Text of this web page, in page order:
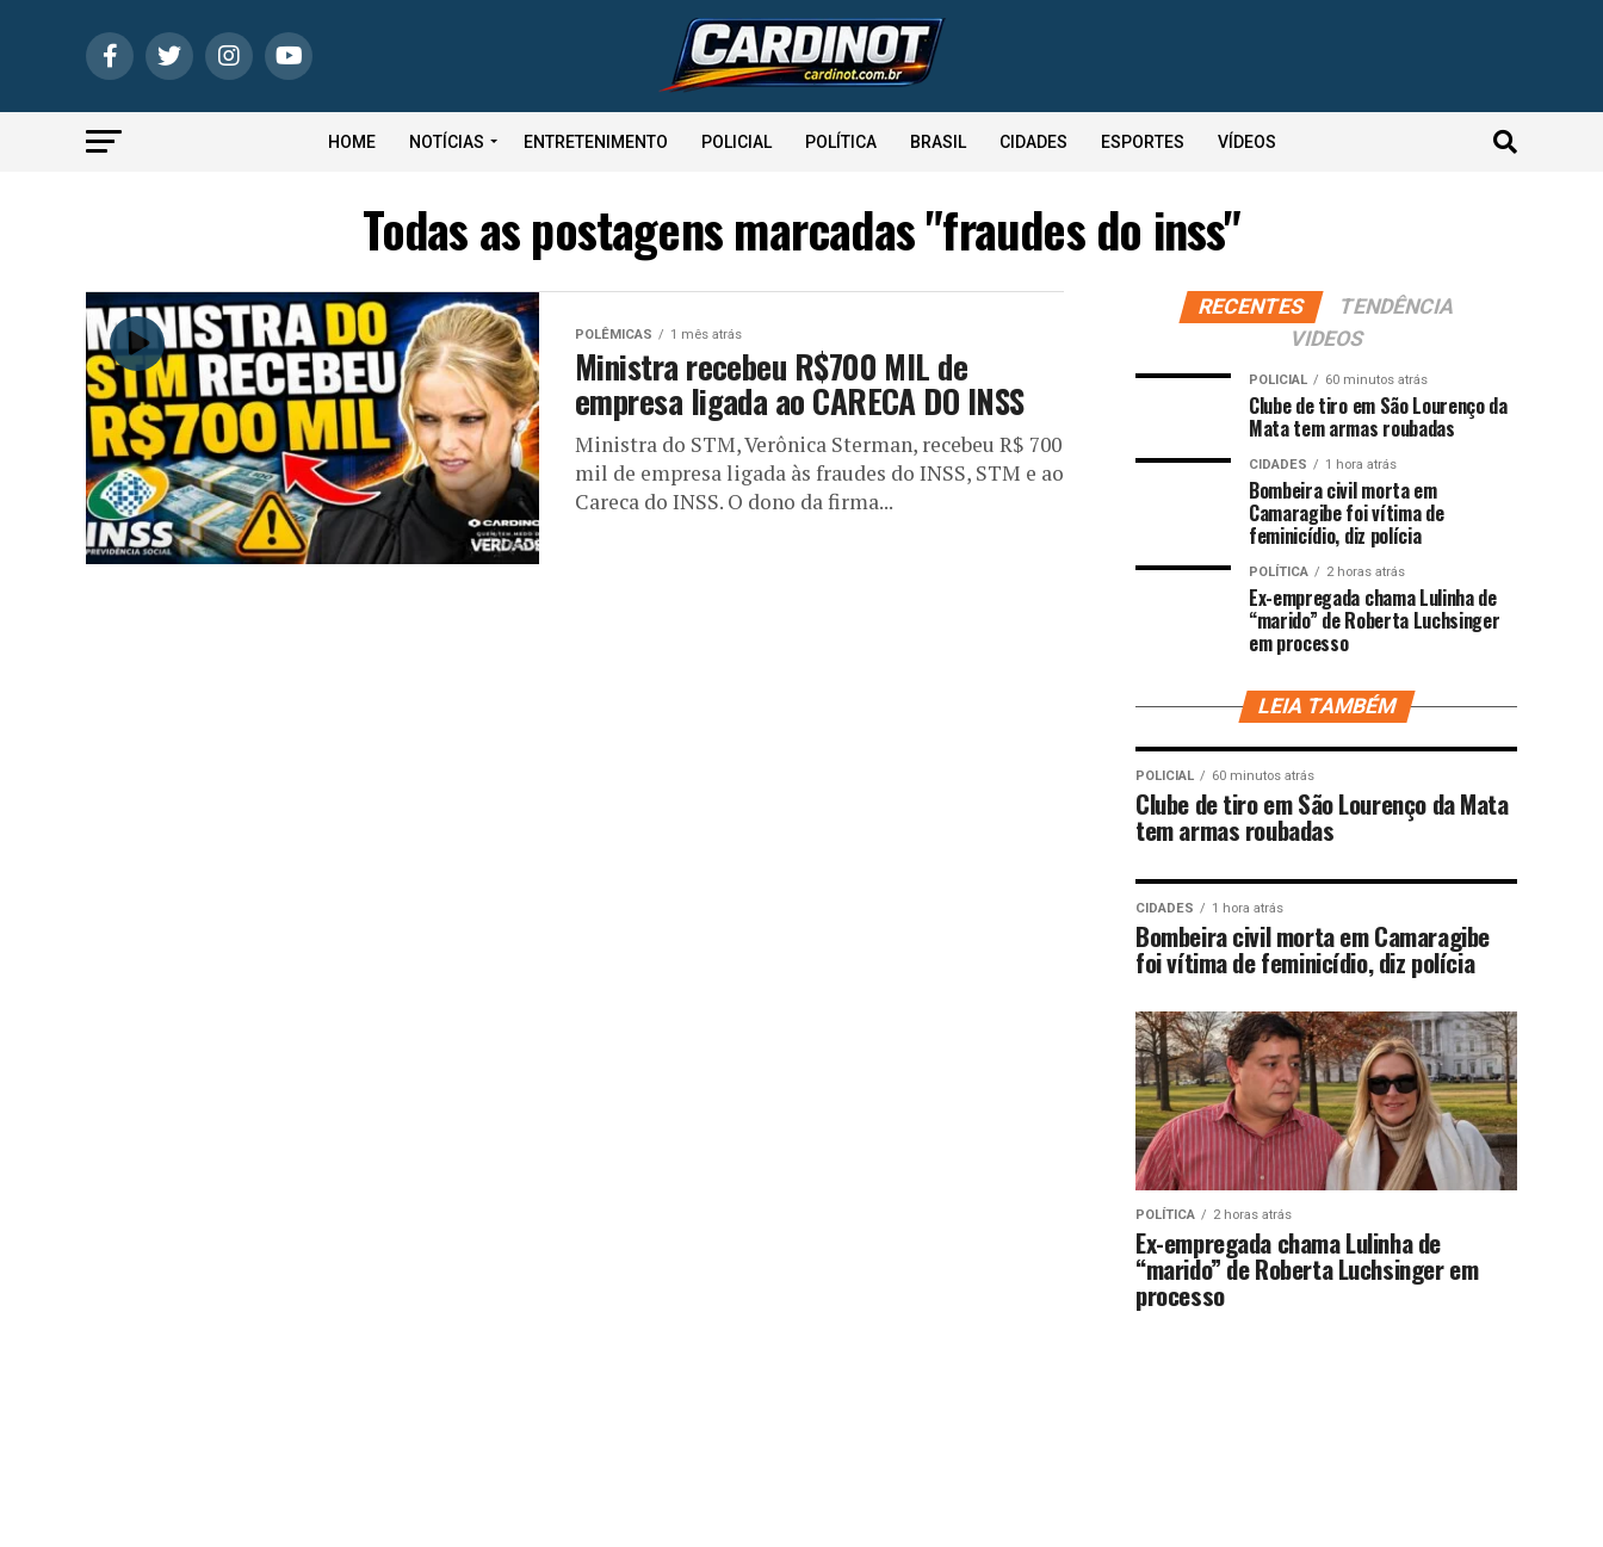
HOME NOTÍCIAS ENTRETENIMENTO POLICIAL POLÍTICA BRASIL CIDADES ESPORTES VÍDEOS
Todas as postagens marcadas "fraudes do inss"
POLÊMICAS 1 mês atrás
Ministra recebeu R$700 MIL de
empresa ligada ao CARECA DO INSS
Ministra do STM, Verônica Sterman, recebeu R$ 700
mil de empresa ligada às fraudes do INSS, STM e ao
Careca do INSS. O dono da firma...
RECENTES
TENDÊNCIA
VIDEOS
POLICIAL 60 minutos atrás
Clube de tiro em São Lourenço da
Mata tem armas roubadas
CIDADES 1 hora atrás
Bombeira civil morta em
Camaragibe foi vítima de
feminicídio, diz polícia
POLÍTICA 2 horas atrás
Ex-empregada chama Lulinha de
“marido” de Roberta Luchsinger
em processo
LEIA TAMBÉM
POLICIAL 60 minutos atrás
Clube de tiro em São Lourenço da Mata
tem armas roubadas
CIDADES 1 hora atrás
Bombeira civil morta em Camaragibe
foi vítima de feminicídio, diz polícia
POLÍTICA 2 horas atrás
Ex-empregada chama Lulinha de
“marido” de Roberta Luchsinger em
processo